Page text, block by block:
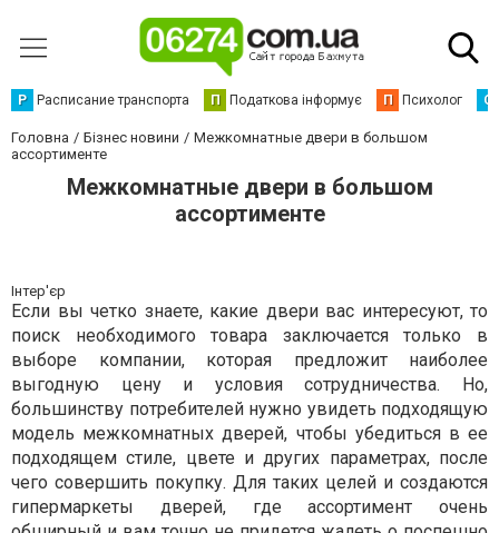
Р Расписание транспорта П Податкова інформує П Психолог С
Головна Бізнес новини
Межкомнатные двери в большом
ассортименте
Межкомнатные двери в большом
ассортименте
Інтер'єр
Если вы четко знаете, какие двери вас интересуют, то
поиск необходимого товара заключается только в
выборе компании, которая предложит наиболее
выгодную цену и условия сотрудничества. Но,
большинству потребителей нужно увидеть подходящую
модель межкомнатных дверей, чтобы убедиться в ее
подходящем стиле, цвете и других параметрах, после
чего совершить покупку. Для таких целей и создаются
гипермаркеты дверей, где ассортимент очень